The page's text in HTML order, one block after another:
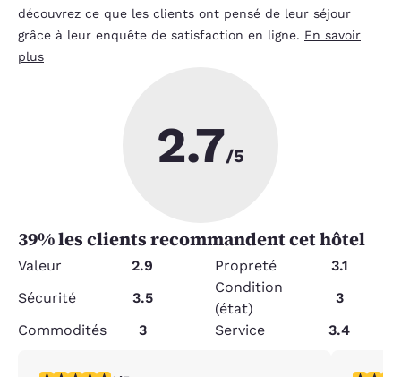
découvrez ce que les clients ont pensé de leur séjour
grâce à leur enquête de satisfaction en ligne. En savoir
plus
2.7/5
39% les clients recommandent cet hôtel
Valeur 2.9 Propreté
3.1
Sécurité
3.5
Condition
(état)
3
Commodités
3 Service 3.4